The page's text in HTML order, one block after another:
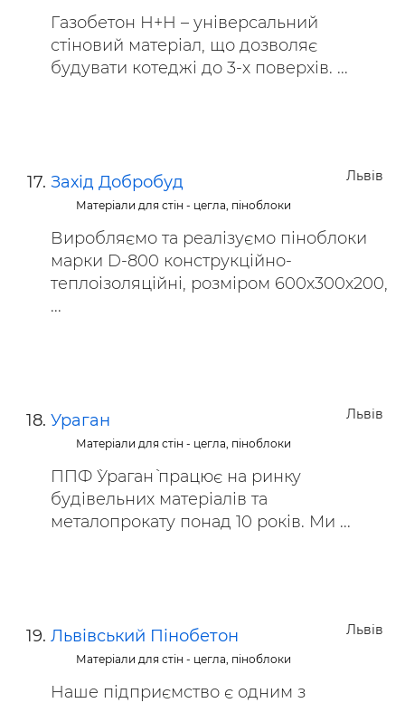
Газобетон Н+Н – універсальний
стіновий матеріал, що дозволяє
будувати котеджі до 3-х поверхів. ...
Львів
Захід Добробуд
Матеріали для стін - цегла, піноблоки
Виробляємо та реалізуємо піноблоки
марки D-800 конструкційно-
теплоізоляційні, розміром 600х300х200,
...
Львів
Ураган
Матеріали для стін - цегла, піноблоки
ППФ `Ураган` працює на ринку
будівельних матеріалів та
металопрокату понад 10 років. Ми ...
Львів
Львівський Пінобетон
Матеріали для стін - цегла, піноблоки
Наше підприємство є одним з